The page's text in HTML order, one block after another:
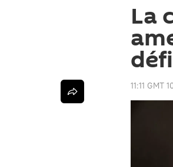
La
11:11 GMT